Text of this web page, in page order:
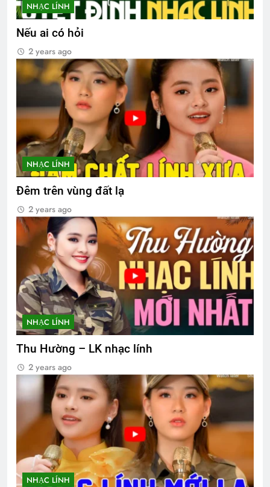
NHẠC LÍNH
Nếu ai có hỏi
2 years ago
NHẠC LÍNH
Đêm trên vùng đất lạ
2 years ago
NHẠC LÍNH
Thu Hường – LK nhạc lính
2 years ago
NHẠC LÍNH